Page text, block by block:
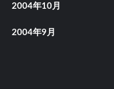
2004年10月
2004年9月